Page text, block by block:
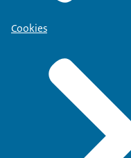
Cookies